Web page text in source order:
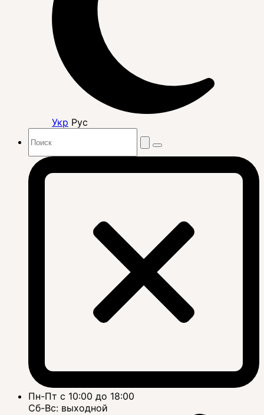
Укр Рус
Пн-Пт с 10:00 до 18:00
Сб-Вс: выходной